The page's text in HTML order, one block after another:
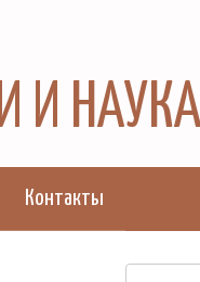
И НАУКА
Контакты